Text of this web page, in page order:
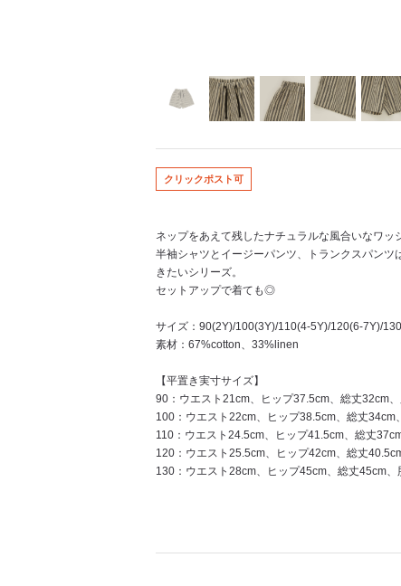
クリックポスト可
ネップをあえて残したナチュラルな風合いなワッ
半袖シャツとイージーパンツ、トランクスパン
きたいシリーズ。
セットアップで着ても◎
サイズ：90(2Y)/100(3Y)/110(4-5Y)/120(6-7Y)/
素材：67%cotton、33%linen
【平置き実寸サイズ】
90：ウエスト21cm、ヒップ37.5cm、総丈32cm
100：ウエスト22cm、ヒップ38.5cm、総丈34cm
110：ウエスト24.5cm、ヒップ41.5cm、総丈
120：ウエスト25.5cm、ヒップ42cm、総丈
130：ウエスト28cm、ヒップ45cm、総丈45cm、